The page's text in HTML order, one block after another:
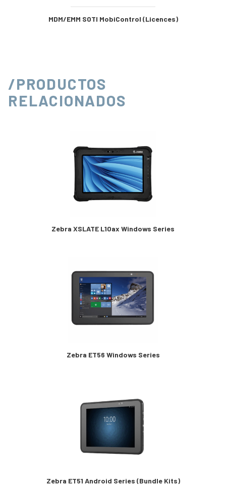
MDM/EMM SOTI MobiControl (Licences)
/PRODUCTOS
RELACIONADOS
Zebra XSLATE L10ax Windows Series
Zebra ET56 Windows Series
Zebra ET51 Android Series (Bundle Kits)